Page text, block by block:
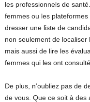
les professionnels de
femmes ou les
dresser une liste de
non seulement de localiser
mais aussi de lire les
femmes qui les ont
De plus, n’oubliez pas de
de vous. Que ce soit à des